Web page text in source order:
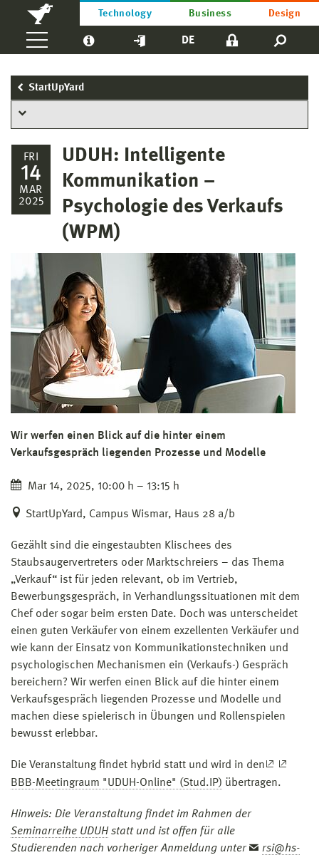
Technology Business Design
DE
StartUpYard
FRI
14
MAR
2025
UDUH: Intelligente
Kommunikation –
Psychologie des Verkaufs
(WPM)
Wir werfen einen Blick auf die hinter einem
Verkaufsgespräch liegenden Prozesse und Modelle
Mar 14, 2025, 10:00 h – 13:15 h
StartUpYard, Campus Wismar, Haus 28 a/b
Gezählt sind die eingestaubten Klischees des
Staubsaugervertreters oder Marktschreiers – das Thema
„Verkauf“ ist für jeden relevant, ob im Vertrieb,
Bewerbungsgespräch, in Verhandlungssituationen mit dem
Chef oder sogar beim ersten Date. Doch was unterscheidet
einen guten Verkäufer von einem exzellenten Verkäufer und
wie kann der Einsatz von Kommunikationstechniken und
psychologischen Mechanismen ein (Verkaufs-) Gespräch
bereichern? Wir werfen einen Blick auf die hinter einem
Verkaufsgespräch liegenden Prozesse und Modelle und
machen diese spielerisch in Übungen und Rollenspielen
bewusst erlebbar.
Die Veranstaltung findet hybrid statt und wird in den
BBB-Meetingraum "UDUH-Online" (Stud.IP) übertragen.
Hinweis: Die Veranstaltung findet im Rahmen der
Seminarreihe UDUH statt und ist offen für alle
Studierenden nach vorheriger Anmeldung unter
rsi@hs-